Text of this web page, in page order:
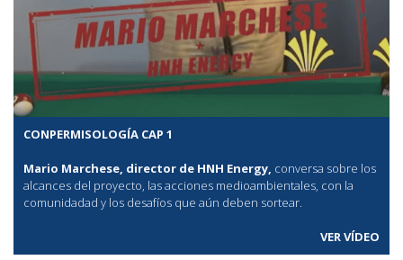
CONPERMISOLOGÍA CAP 1
Mario Marchese, director de HNH Energy, conversa sobre los
alcances del proyecto, las acciones medioambientales, con la
comunidadad y los desafíos que aún deben sortear.
VER VÍDEO